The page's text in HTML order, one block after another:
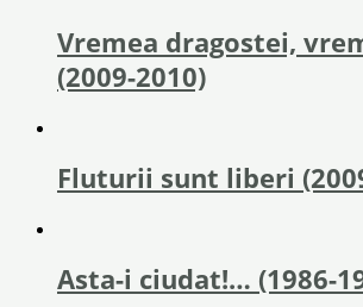
Vremea dragostei,
(2009-2010)
Fluturii sunt liberi
Asta-i ciudat!… (1986-